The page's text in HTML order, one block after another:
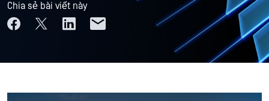
Chia sẻ bài viết này